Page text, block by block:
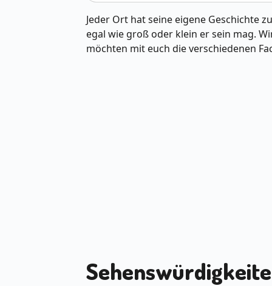
Jeder Ort hat seine eigene Geschichte
egal wie groß oder klein er sein mag.
möchten mit euch die verschiedenen